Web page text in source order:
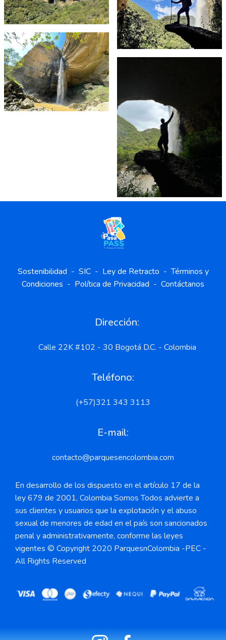
Sostenibilidad - SIC - Ley de Retracto -Términos y
Condiciones - Política de Privacidad - Contáctanos
Dirección:
Calle 22K #102 - 30 Bogotá D.C. - Colombia
Teléfono:
(+57)321 343 3113
E-mail:
contacto@parquesencolombia.com
En desarrollo de los dispuesto en el artículo 17 de la
ley 679 de 2001, Colombia Somos Todos advierte a
sus clientes y usuarios que la explotación y el abuso
sexual de menores de edad en el país son sancionados
penal y administrativamente, conforme las leyes
vigentes © Copyright 2020 ParquesnColombia -PEC -
All Rights Reserved